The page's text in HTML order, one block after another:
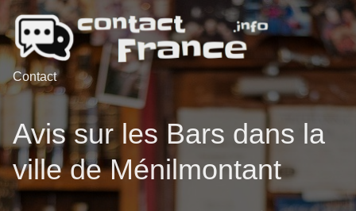
Contact
Avis sur les Bars dans la
ville de Ménilmontant